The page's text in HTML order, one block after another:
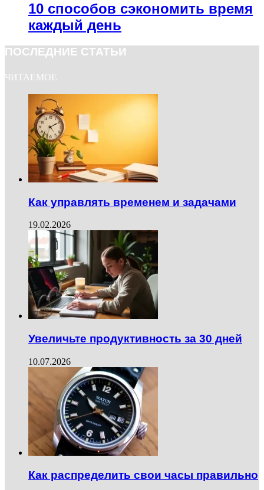
10 способов сэкономить время
каждый день
ПОСЛЕДНИЕ СТАТЬИ
ЧИТАЕМОЕ
Как управлять временем и задачами
19.02.2026
Увеличьте продуктивность за 30 дней
10.07.2026
Как распределить свои часы правильно